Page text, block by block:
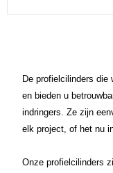
De profielcilinders
en bieden u
indringers. Ze zijn
elk project, of het nu
Onze profielcilinders